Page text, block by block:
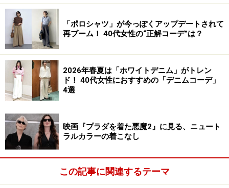
ネイビー……スモーキーなグレイドネイビー、ネイビ
ーはよく似合う
赤……スイカのような明るく澄んだ赤、バーガンデ
ィ、ラズベリーなど深めの赤も似合う
ピンク……パウダーピンク、ローズピンク、ディープ
ローズ、青みの強いオーキッド、モーヴ、ソフトフ
ューシャなど、似合うピンクは多い
黄色……青みの強いパステルレモンイエロー
緑……ミントグリーン、青みが強い爽やかなブルーグ
リーンは似合う
青……パウダーブルー、スカイブルー、パステルアク
ア、グレイブルーなど、白やグレーが混ざったパウ
「ポロシャツ」が今っぽくアップデートされて
再ブーム！ 40代女性の“正解コーデ”は？
2026年春夏は「ホワイトデニム」がトレン
ド！ 40代女性におすすめの「デニムコーデ」
4選
映画『プラダを着た悪魔2』に見る、ニュート
ラルカラーの着こなし
この記事に関連するテーマ